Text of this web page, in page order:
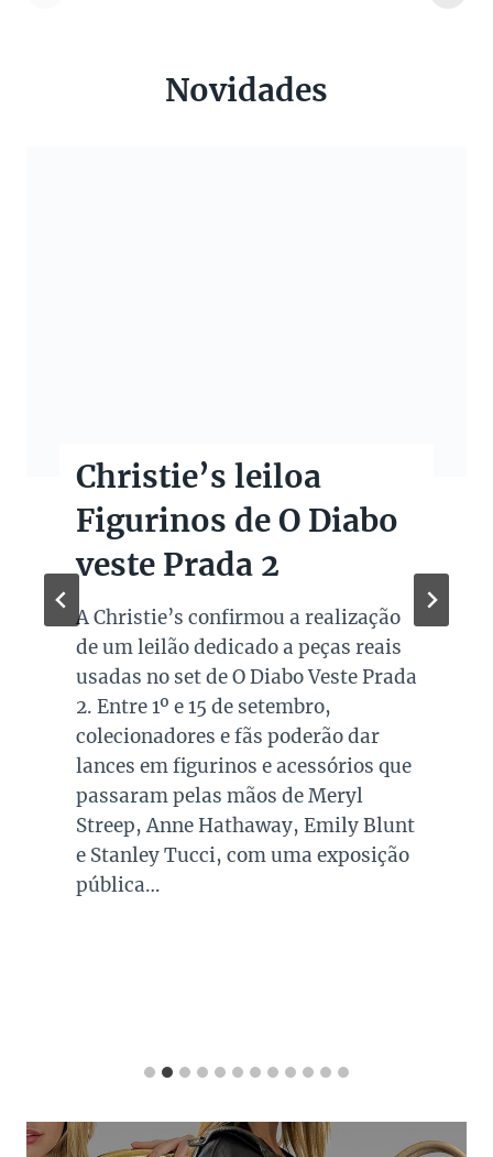
Novidades
Christie’s leiloa
Figurinos de O Diabo
veste Prada 2
A Christie’s confirmou a realização
de um leilão dedicado a peças reais
usadas no set de O Diabo Veste Prada
2. Entre 1º e 15 de setembro,
colecionadores e fãs poderão dar
lances em figurinos e acessórios que
passaram pelas mãos de Meryl
Streep, Anne Hathaway, Emily Blunt
e Stanley Tucci, com uma exposição
pública…